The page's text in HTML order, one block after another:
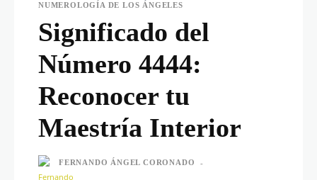
NUMEROLOGÍA DE LOS ÁNGELES
Significado del
Número 4444:
Reconocer tu
Maestría Interior
FERNANDO ÁNGEL CORONADO -